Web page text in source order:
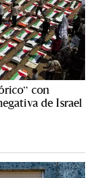
con
de Israel